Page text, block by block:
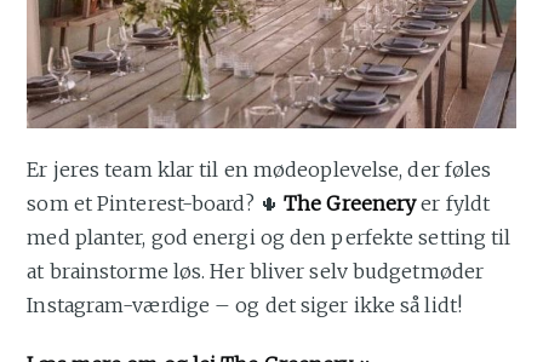
Er jeres team klar til en mødeoplevelse, der føles
som et Pinterest-board? 🌵 The Greeneryer fyldt
med planter, god energi og den perfekte setting til
at brainstorme løs. Her bliver selv budgetmøder
Instagram-værdige – og det siger ikke så lidt!